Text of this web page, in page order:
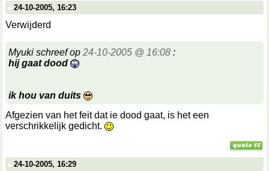
24-10-2005, 16:23
Verwijderd
Myuki schreef op 24-10-2005 @ 16:08 :
hij gaat dood
ik hou van duits
Afgezien van het feit dat ie dood gaat, is het een
verschrikkelijk gedicht.
24-10-2005, 16:29